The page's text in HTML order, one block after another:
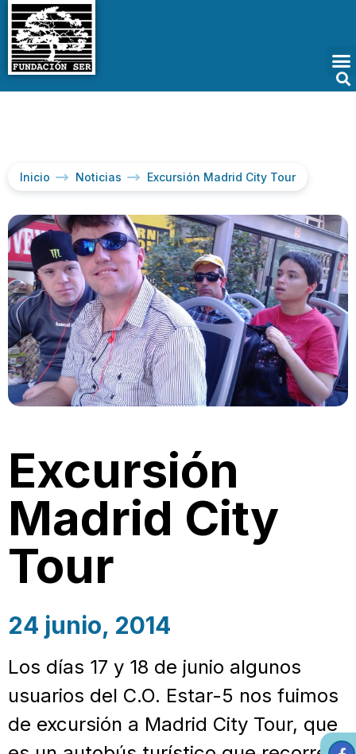
Inicio Noticias Excursión Madrid City Tour
Excursión
Madrid City
Tour
24 junio, 2014
Los días 17 y 18 de junio algunos
usuarios del C.O. Estar-5 nos fuimos
de excursión a Madrid City Tour, que